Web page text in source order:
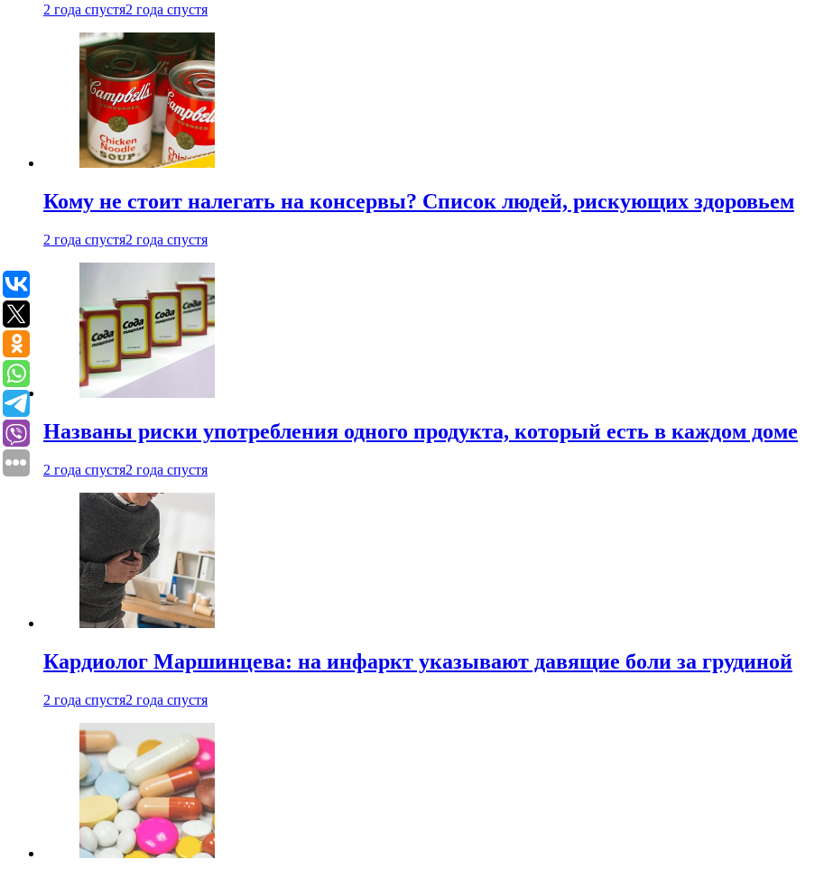
2 года спустя2 года спустя
Кому не стоит налегать на консервы? Список людей, рискующих здоровьем
2 года спустя2 года спустя
Названы риски употребления одного продукта, который есть в каждом доме
2 года спустя2 года спустя
Кардиолог Маршинцева: на инфаркт указывают давящие боли за грудиной
2 года спустя2 года спустя